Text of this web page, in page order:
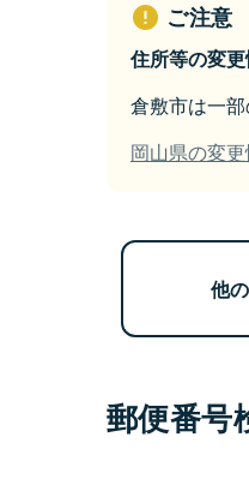
ご注意
住所等の変
倉敷市は一
岡山県の変
他
郵便番号